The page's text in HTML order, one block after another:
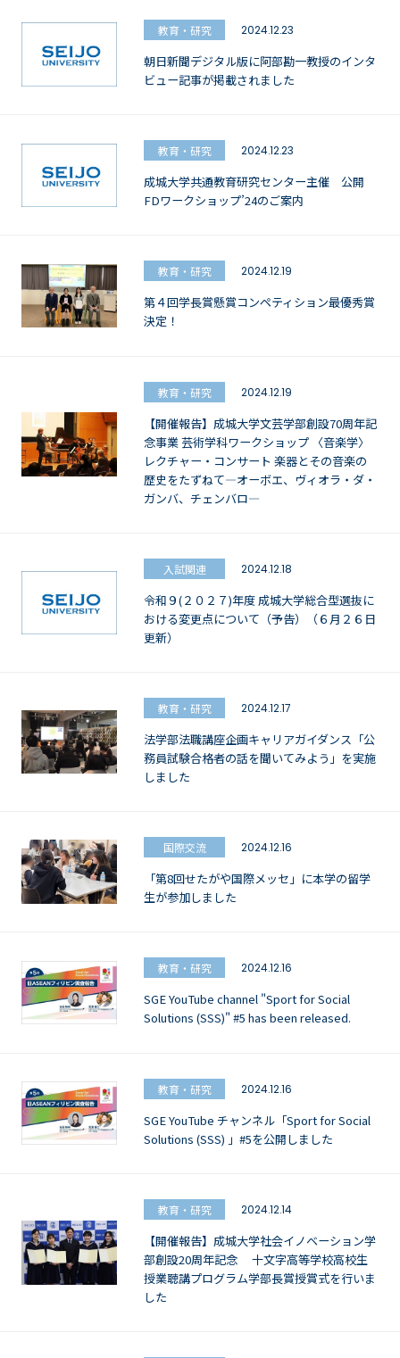
教育・研究 2024.12.23
朝日新聞デジタル版に阿部勘一教授のインタ
ビュー記事が掲載されました
教育・研究 2024.12.23
成城大学共通教育研究センター主催 公開
FDワークショップ’24のご案内
教育・研究 2024.12.19
第４回学長賞懸賞コンペティション最優秀賞
決定！
教育・研究 2024.12.19
【開催報告】成城大学文芸学部創設70周年記
念事業 芸術学科ワークショップ 〈音楽学〉
レクチャー・コンサート 楽器とその音楽の
歴史をたずねて—オーボエ、ヴィオラ・ダ・
ガンバ、チェンバロ—
入試関連 2024.12.18
令和９(２０２７)年度 成城大学総合型選抜に
おける変更点について（予告）（６月２６日
更新）
教育・研究 2024.12.17
法学部法職講座企画キャリアガイダンス「公
務員試験合格者の話を聞いてみよう」を実施
しました
国際交流 2024.12.16
「第8回せたがや国際メッセ」に本学の留学
生が参加しました
教育・研究 2024.12.16
SGE YouTube channel "Sport for Social
Solutions (SSS)" #5 has been released.
教育・研究 2024.12.16
SGE YouTube チャンネル「Sport for Social
Solutions (SSS) 」#5を公開しました
教育・研究 2024.12.14
【開催報告】成城大学社会イノベーション学
部創設20周年記念 十文字高等学校高校生
授業聴講プログラム学部長賞授賞式を行いま
した